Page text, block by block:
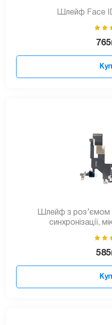
Шлейф Face
765
Шлейф з роз’ємом
синхронізації,
585